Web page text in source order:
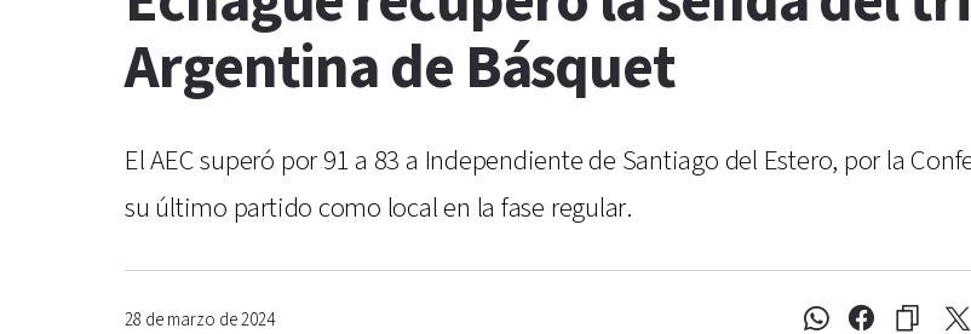
Argentina de Básquet
El AEC superó por 91 a 83 a Independiente de Santiago del Estero, por la
su último partido como local en la fase regular.
28 de marzo de 2024